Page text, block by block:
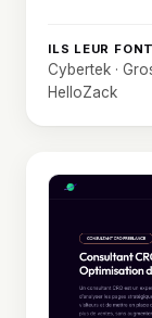
ILS LEUR
Cybertek ·
HelloZack